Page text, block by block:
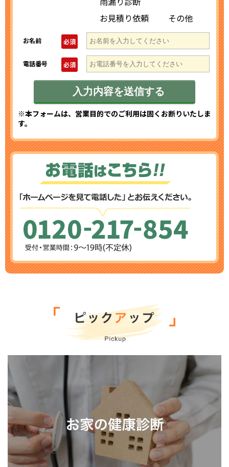
お見積り依頼
その他
お名前 必須
電話番号 必須
※本フォームは、営業目的でのご利用は固くお断りいたしま
す。